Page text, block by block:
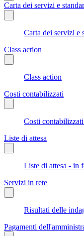
Carta dei servizi e
Carta dei servizi e
Class action
Class action
Costi contabilizzati
Costi
Liste di attesa
Liste di attesa - in
Servizi in rete
Risultati delle
Pagamenti